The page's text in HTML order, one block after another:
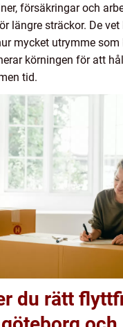
försäkringar och
längre sträckor. De
mycket utrymme som
körningen för att
tid.
du rätt